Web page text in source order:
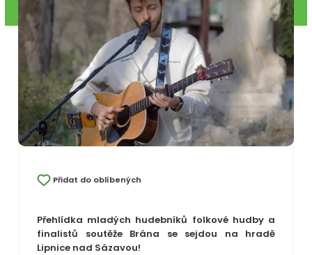
Přidat do oblíbených
Přehlídka mladých hudebníků folkové hudby a
finalistů soutěže Brána se sejdou na hradě
Lipnice nad Sázavou!